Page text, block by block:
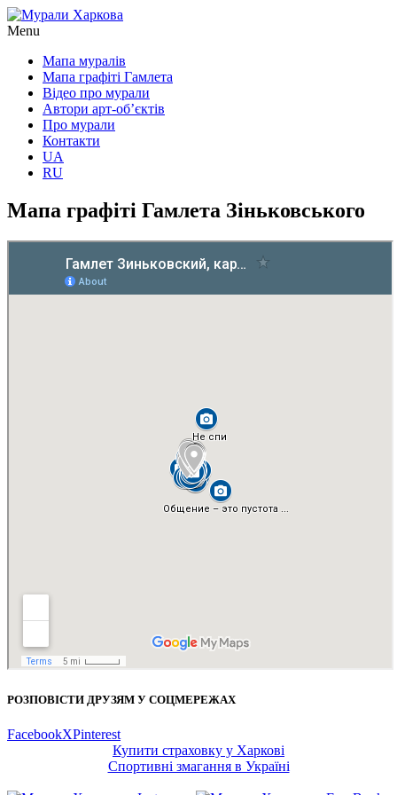
Menu
Мапа муралів
Мапа графіті Гамлета
Відео про мурали
Автори арт-об’єктів
Про мурали
Контакти
UA
RU
Мапа графіті Гамлета Зіньковського
РОЗПОВІСТИ ДРУЗЯМ У СОЦМЕРЕЖАХ
FacebookXPinterest
Купити страховку у Харкові
Спортивні змагання в Україні